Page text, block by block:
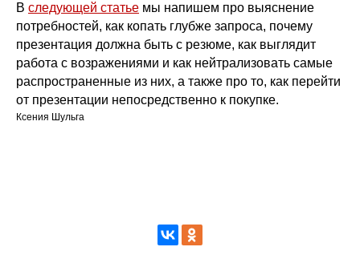
В следующей статье мы напишем про выяснение
потребностей, как копать глубже запроса, почему
презентация должна быть с резюме, как выглядит
работа с возражениями и как нейтрализовать самые
распространенные из них, а также про то, как перейти
от презентации непосредственно к покупке.
Ксения Шульга